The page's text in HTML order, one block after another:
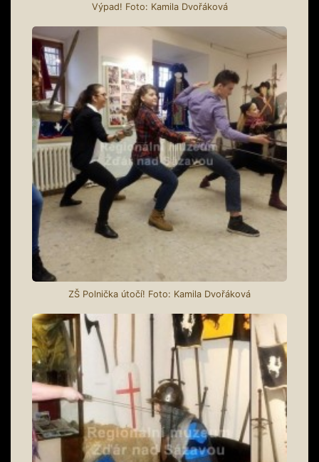
Výpad! Foto: Kamila Dvořáková
ZŠ Polnička útočí! Foto: Kamila Dvořáková